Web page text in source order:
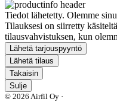
Tiedot lähetetty. Olemme
Tilauksesi on siirretty
tilausvahvistuksen, kun
Lähetä tarjouspyyntö
Lähetä tilaus
Takaisin
Sulje
© 2026 Airfil Oy ·